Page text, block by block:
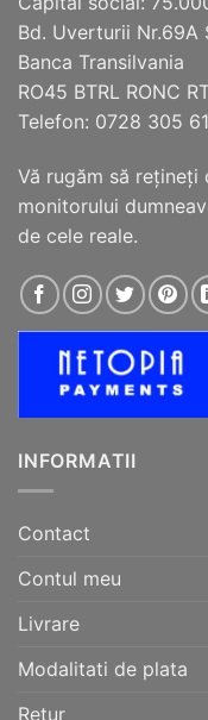
pagina
produsului.
Bd. Uverturii Nr.69A
Banca Transilvania
RO45 BTRL RONC
Telefon: 0728 305
Vă rugăm să reţineţi
monitorului
de cele reale.
INFORMATII
Contact
Contul meu
Livrare
Modalitati de plata
Retur